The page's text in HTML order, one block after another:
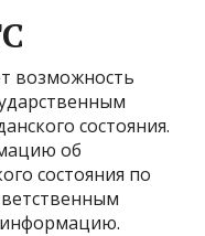
возможность
состояния.
об
состояния по
информацию.